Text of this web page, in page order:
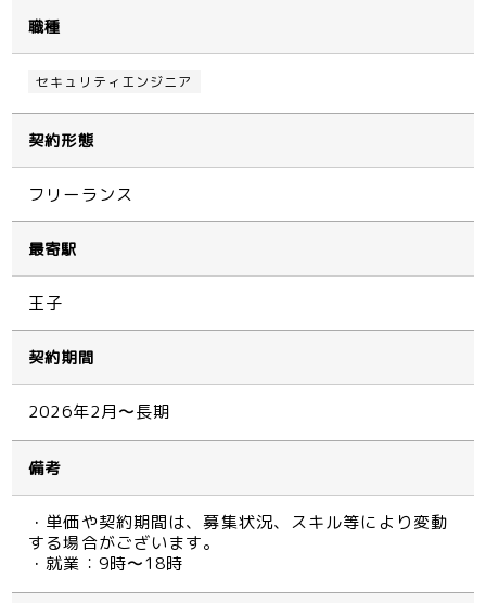
職種
セキュリティエンジニア
契約形態
フリーランス
最寄駅
王子
契約期間
2026年2月〜長期
備考
・単価や契約期間は、募集状況、スキル等により変動
する場合がございます。
・就業：9時〜18時